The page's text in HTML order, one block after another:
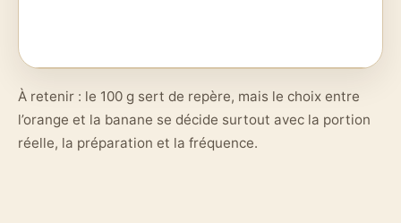
À retenir : le 100 g sert de repère, mais le choix entre
l’orange et la banane se décide surtout avec la portion
réelle, la préparation et la fréquence.